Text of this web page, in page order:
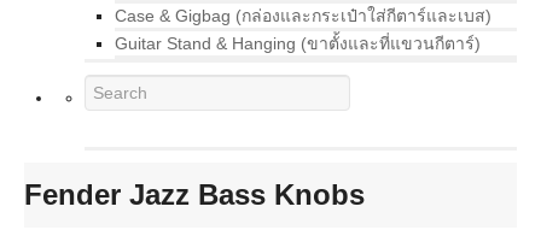
Case & Gigbag (กล่องและกระเป๋าใส่กีตาร์และเบส)
Guitar Stand & Hanging (ขาตั้งและที่แขวนกีตาร์)
Fender Jazz Bass Knobs